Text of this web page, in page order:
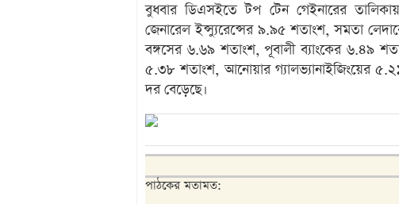
বুধবার ডিএসইতে টপ টেন গেইনারের
জেনারেল ইন্স্যুরেন্সের ৯.৯৫ শতাংশ, সমতা
বঙ্গসের ৬.৬৯ শতাংশ, পূবালী ব্যাংকের ৬.৪৯
৫.৩৮ শতাংশ, আনোয়ার গ্যালভ্যানাইজিংয়ের
দর বেড়েছে।
পাঠকের মতামত: